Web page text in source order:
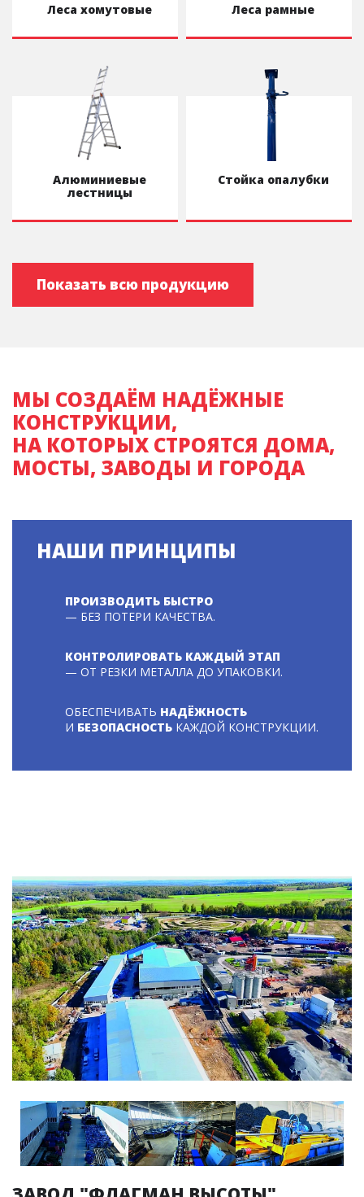
Леса хомутовые Леса рамные
Алюминиевые
лестницы
Стойка опалубки
Показать всю продукцию
МЫ СОЗДАЁМ НАДЁЖНЫЕ
КОНСТРУКЦИИ,
НА КОТОРЫХ СТРОЯТСЯ ДОМА,
МОСТЫ, ЗАВОДЫ И ГОРОДА
НАШИ ПРИНЦИПЫ
ПРОИЗВОДИТЬ БЫСТРО
— БЕЗ ПОТЕРИ КАЧЕСТВА.
КОНТРОЛИРОВАТЬ КАЖДЫЙ ЭТАП
— ОТ РЕЗКИ МЕТАЛЛА ДО УПАКОВКИ.
ОБЕСПЕЧИВАТЬ НАДЁЖНОСТЬ
И БЕЗОПАСНОСТЬ КАЖДОЙ КОНСТРУКЦИИ.